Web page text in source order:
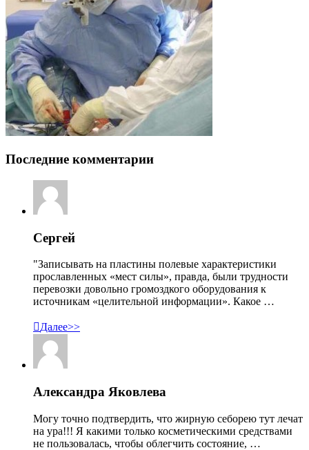
Последние комментарии
Сергей
"Записывать на пластины полевые характеристики
прославленных «мест силы», правда, были трудности
перевозки довольно громоздкого оборудования к
источникам «целительной информации». Какое …
Далее>>
Александра Яковлева
Могу точно подтвердить, что жирную себорею тут лечат
на ура!!! Я какими только косметическими средствами
не пользовалась, чтобы облегчить состояние, …